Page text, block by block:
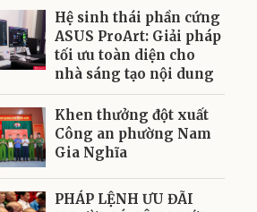
Hệ sinh thái phần cứng
ASUS ProArt: Giải pháp
tối ưu toàn diện cho
nhà sáng tạo nội dung
Khen thưởng đột xuất
Công an phường Nam
Gia Nghĩa
PHÁP LỆNH ƯU ĐÃI